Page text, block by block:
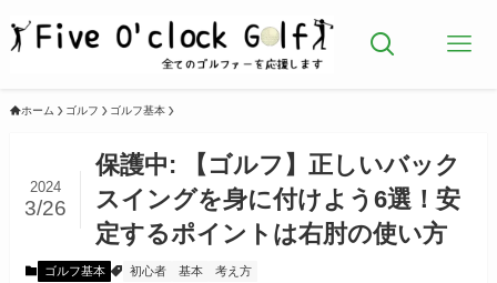
ホーム ゴルフ ゴルフ基本
保護中: 【ゴルフ】正しいバック
スイングを身に付けよう6選！安
定するポイントは右肘の使い方
2024
3/26
ゴルフ基本 初心者 基本 考え方